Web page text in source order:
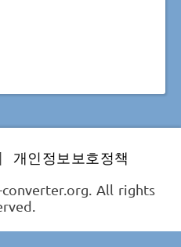
|
개인정보보호정책
All rights